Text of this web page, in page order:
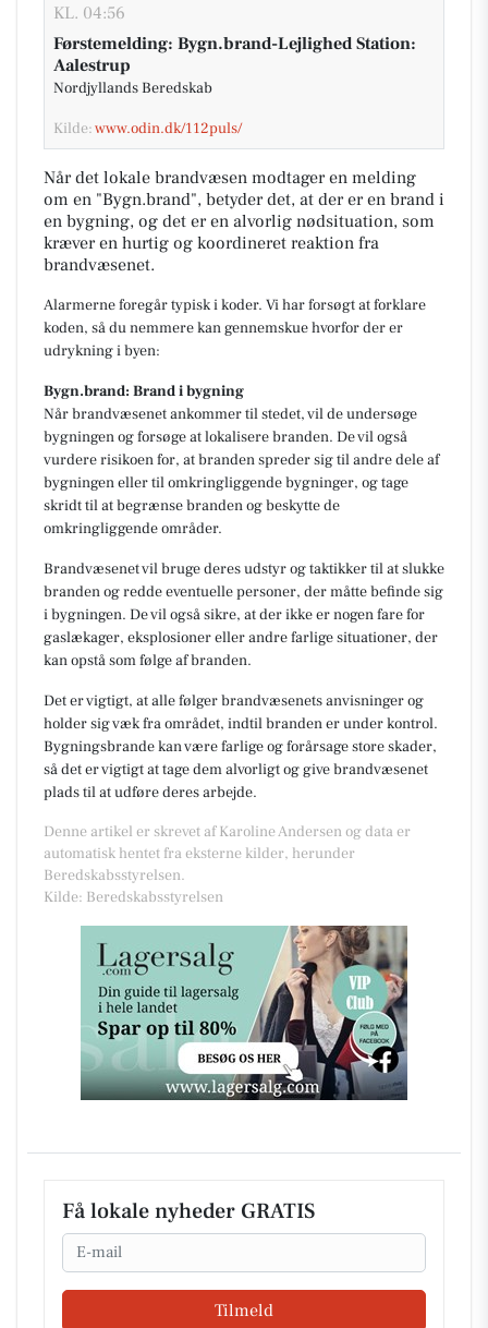
KL. 04:56
Førstemelding: Bygn.brand-Lejlighed Station:
Aalestrup
Nordjyllands Beredskab
Kilde:www.odin.dk/112puls/
Når det lokale brandvæsen modtager en melding
om en "Bygn.brand", betyder det, at der er en brand i
en bygning, og det er en alvorlig nødsituation, som
kræver en hurtig og koordineret reaktion fra
brandvæsenet.
Alarmerne foregår typisk i koder. Vi har forsøgt at forklare
koden, så du nemmere kan gennemskue hvorfor der er
udrykning i byen:
Bygn.brand: Brand i bygning
Når brandvæsenet ankommer til stedet, vil de undersøge
bygningen og forsøge at lokalisere branden. De vil også
vurdere risikoen for, at branden spreder sig til andre dele af
bygningen eller til omkringliggende bygninger, og tage
skridt til at begrænse branden og beskytte de
omkringliggende områder.
Brandvæsenet vil bruge deres udstyr og taktikker til at slukke
branden og redde eventuelle personer, der måtte befinde sig
i bygningen. De vil også sikre, at der ikke er nogen fare for
gaslækager, eksplosioner eller andre farlige situationer, der
kan opstå som følge af branden.
Det er vigtigt, at alle følger brandvæsenets anvisninger og
holder sig væk fra området, indtil branden er under kontrol.
Bygningsbrande kan være farlige og forårsage store skader,
så det er vigtigt at tage dem alvorligt og give brandvæsenet
plads til at udføre deres arbejde.
Denne artikel er skrevet af Karoline Andersen og data er
automatisk hentet fra eksterne kilder, herunder
Beredskabsstyrelsen.
Kilde: Beredskabsstyrelsen
Få lokale nyheder GRATIS
Email
Tilmeld